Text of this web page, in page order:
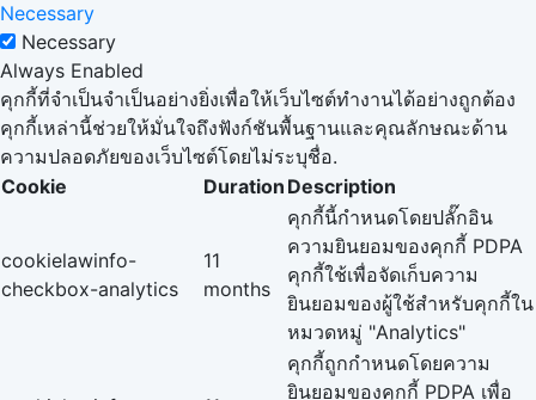
Necessary
Necessary
Always Enabled
คุกกี้ที่จำเป็นจำเป็นอย่างยิ่งเพื่อให้เว็บไซต์ทำงานได้อย่างถูกต้อง
คุกกี้เหล่านี้ช่วยให้มั่นใจถึงฟังก์ชันพื้นฐานและคุณลักษณะด้าน
ความปลอดภัยของเว็บไซต์โดยไม่ระบุชื่อ.
Cookie
Duration Description
cookielawinfo-
checkbox-analytics
11
months
คุกกี้นี้กำหนดโดยปลั๊กอิน
ความยินยอมของคุกกี้ PDPA
คุกกี้ใช้เพื่อจัดเก็บความ
ยินยอมของผู้ใช้สำหรับคุกกี้ใน
หมวดหมู่ "Analytics"
คุกกี้ถูกกำหนดโดยความ
ยินยอมของคุกกี้ PDPA เพื่อ